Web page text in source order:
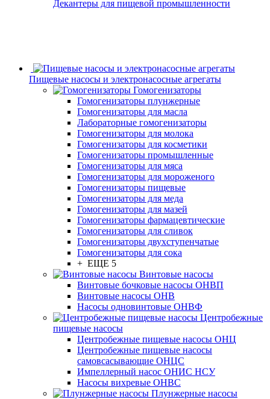
Декантеры для пищевой промышленности
Пищевые насосы и электронасосные агрегаты
Гомогенизаторы
Гомогенизаторы плунжерные
Гомогенизаторы для масла
Лабораторные гомогенизаторы
Гомогенизаторы для молока
Гомогенизаторы для косметики
Гомогенизаторы промышленные
Гомогенизаторы для мяса
Гомогенизаторы для мороженого
Гомогенизаторы пищевые
Гомогенизаторы для меда
Гомогенизаторы для мазей
Гомогенизаторы фармацевтические
Гомогенизаторы для сливок
Гомогенизаторы двухступенчатые
Гомогенизаторы для сока
+ ЕЩЕ 5
Винтовые насосы
Винтовые бочковые насосы ОНВП
Винтовые насосы ОНВ
Насосы одновинтовые ОНВФ
Центробежные
пищевые насосы
Центробежные пищевые насосы ОНЦ
Центробежные пищевые насосы
самовсасывающие ОНЦС
Импеллерный насос ОНИС НСУ
Насосы вихревые ОНВС
Плунжерные насосы